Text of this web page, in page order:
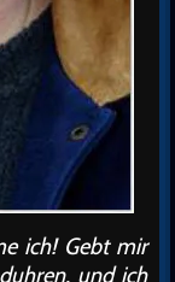
ich! Gebt mir
und ich